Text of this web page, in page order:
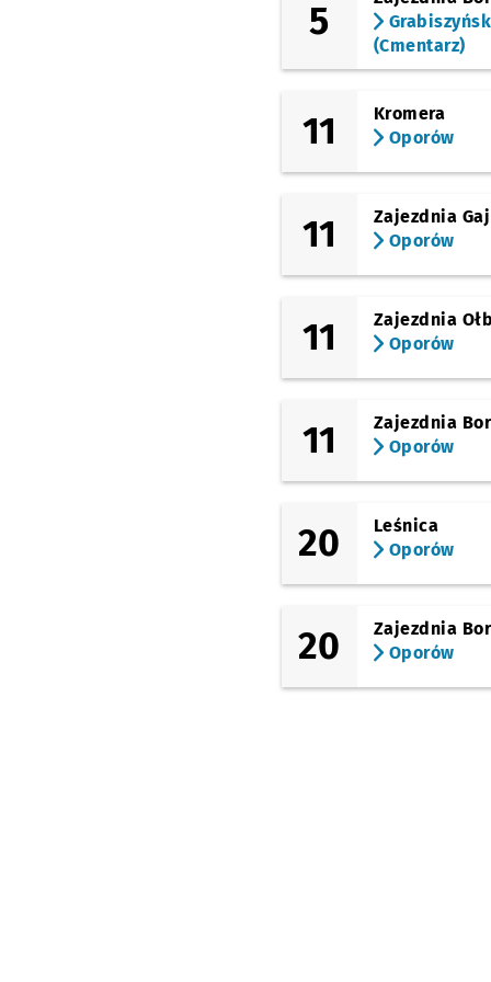
(Grabiszyńska)
Pereca
Stalowa
(Grabiszyńska)
Bzowa (Centrum
Zajezdnia)
(Grabiszyńska)
(Grabiszyńska)
(Grabiszyńska)
Grabiszyńska
(Cmentarz)
(Grabiszyńska)
Grabiszyńska
(Cmentarz II)
5
(Cmentarz)
11
Kromera
Oporów
11
Zajezdnia Gaj
Oporów
11
Zajezdnia
Oporów
11
Zajezdnia
Oporów
20
Leśnica
Oporów
20
Zajezdnia
Oporów